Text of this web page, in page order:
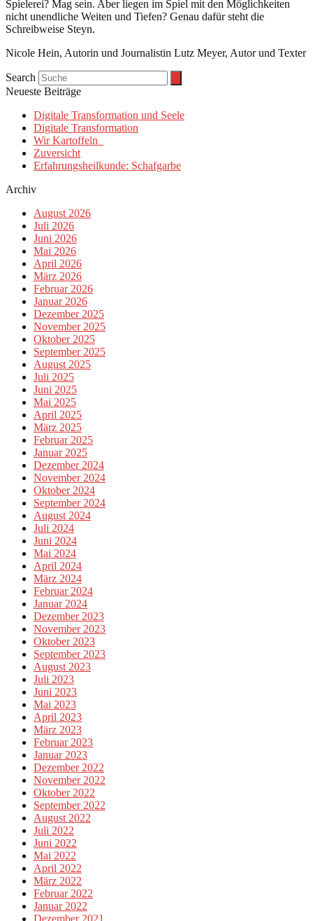
Spielerei? Mag sein. Aber liegen im Spiel mit den Möglichkeiten
nicht unendliche Weiten und Tiefen? Genau dafür steht die
Schreibweise Steyn.
Nicole Hein, Autorin und Journalistin Lutz Meyer, Autor und Texter
Search
Neueste Beiträge
Digitale Transformation und Seele
Digitale Transformation
Wir Kartoffeln
Zuversicht
Erfahrungsheilkunde: Schafgarbe
Archiv
August 2026
Juli 2026
Juni 2026
Mai 2026
April 2026
März 2026
Februar 2026
Januar 2026
Dezember 2025
November 2025
Oktober 2025
September 2025
August 2025
Juli 2025
Juni 2025
Mai 2025
April 2025
März 2025
Februar 2025
Januar 2025
Dezember 2024
November 2024
Oktober 2024
September 2024
August 2024
Juli 2024
Juni 2024
Mai 2024
April 2024
März 2024
Februar 2024
Januar 2024
Dezember 2023
November 2023
Oktober 2023
September 2023
August 2023
Juli 2023
Juni 2023
Mai 2023
April 2023
März 2023
Februar 2023
Januar 2023
Dezember 2022
November 2022
Oktober 2022
September 2022
August 2022
Juli 2022
Juni 2022
Mai 2022
April 2022
März 2022
Februar 2022
Januar 2022
Dezember 2021